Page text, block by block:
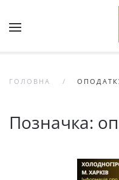
Skip to main
ГОЛОВНА
Позначка: